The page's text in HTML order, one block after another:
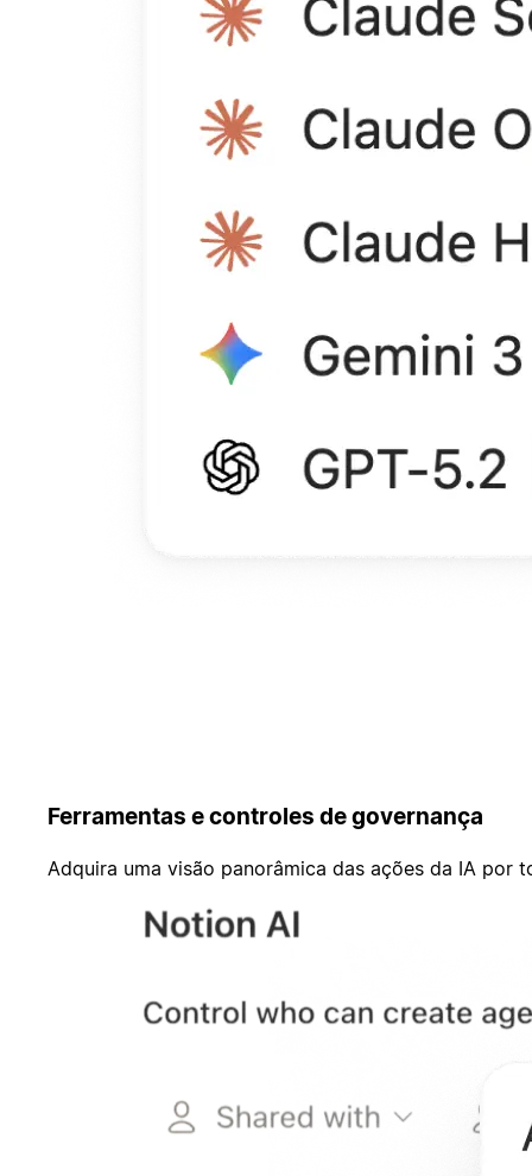
Ferramentas e controles de governança
Adquira uma visão panorâmica das ações da IA